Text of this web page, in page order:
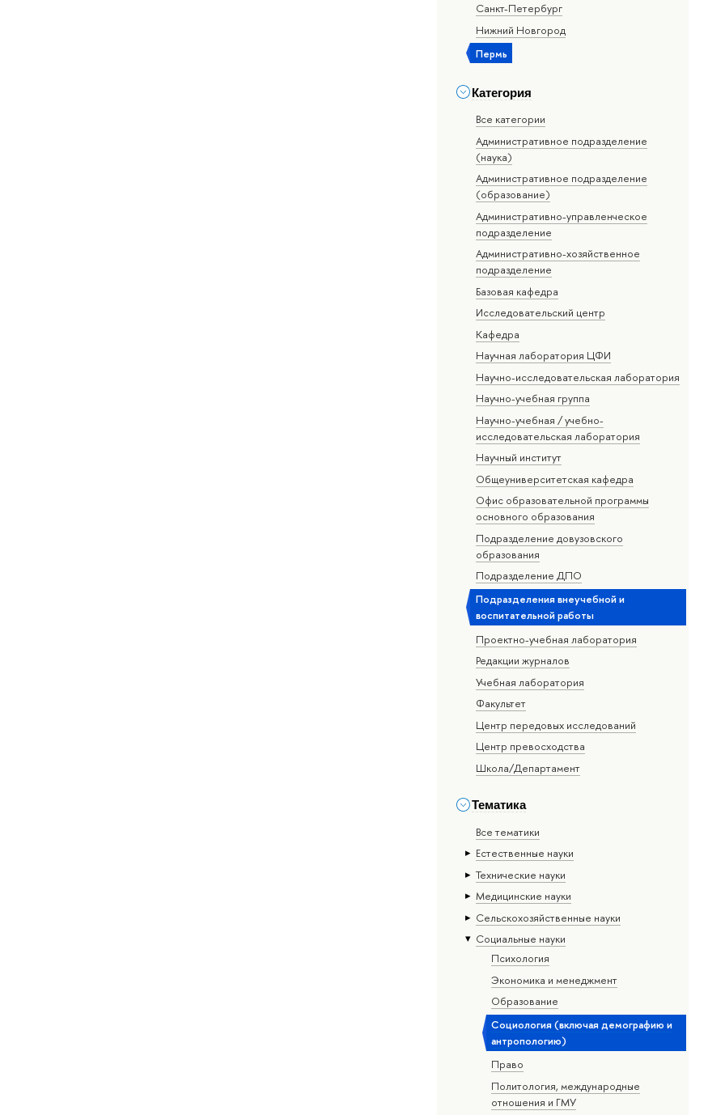
Санкт-Петербург
Нижний Новгород
Пермь
Категория
Все категории
Административное подразделение
(наука)
Административное подразделение
(образование)
Административно-управленческое
подразделение
Административно-хозяйственное
подразделение
Базовая кафедра
Исследовательский центр
Кафедра
Научная лаборатория ЦФИ
Научно-исследовательская лаборатория
Научно-учебная группа
Научно-учебная / учебно-
исследовательская лаборатория
Научный институт
Общеуниверситетская кафедра
Офис образовательной программы
основного образования
Подразделение довузовского
образования
Подразделение ДПО
Подразделения внеучебной и
воспитательной работы
Проектно-учебная лаборатория
Редакции журналов
Учебная лаборатория
Факультет
Центр передовых исследований
Центр превосходства
Школа/Департамент
Тематика
Все тематики
Естественные науки
Тех­ничес­кие науки
Медицинские науки
Сельскохозяйственные науки
Социальные науки
Психология
Экономика и менеджмент
Образование
Социология (включая демографию и
антропологию)
Право
Политология, международные
отношения и ГМУ